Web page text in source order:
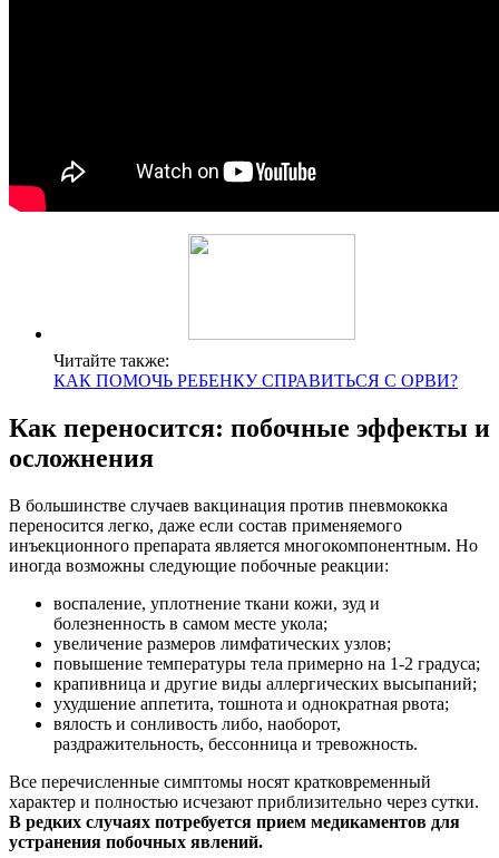
Читайте также:
КАК ПОМОЧЬ РЕБЕНКУ СПРАВИТЬСЯ С ОРВИ?
Как переносится: побочные эффекты и
осложнения
В большинстве случаев вакцинация против пневмококка
переносится легко, даже если состав применяемого
инъекционного препарата является многокомпонентным. Но
иногда возможны следующие побочные реакции:
воспаление, уплотнение ткани кожи, зуд и
болезненность в самом месте укола;
увеличение размеров лимфатических узлов;
повышение температуры тела примерно на 1-2 градуса;
крапивница и другие виды аллергических высыпаний;
ухудшение аппетита, тошнота и однократная рвота;
вялость и сонливость либо, наоборот,
раздражительность, бессонница и тревожность.
Все перечисленные симптомы носят кратковременный
характер и полностью исчезают приблизительно через сутки.
В редких случаях потребуется прием медикаментов для
устранения побочных явлений.